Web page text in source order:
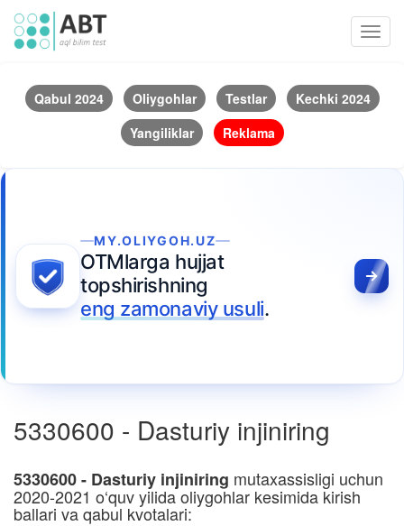
Qabul 2024 Oliygohlar Testlar
Kechki 2024
Yangiliklar
Reklama
MY.OLIYGOH.UZ
OTMlarga hujjat
topshirishning
eng zamonaviy usuli.
5330600 - Dasturiy injiniring
5330600 - Dasturiy injiniring mutaxassisligi uchun
2020-2021 o‘quv yilida oliygohlar kesimida kirish
ballari va qabul kvotalari: